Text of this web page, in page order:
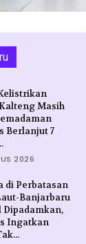
Masih
Berlanjut 7
2026
di Perbatasan
Banjarbaru
Dipadamkan,
Ingatkan